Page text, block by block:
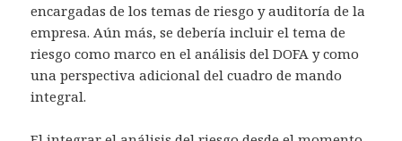
encargadas de los temas de riesgo y auditoría de la
empresa. Aún más, se debería incluir el tema de
riesgo como marco en el análisis del DOFA y como
una perspectiva adicional del cuadro de mando
integral.